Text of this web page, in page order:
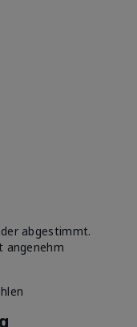
abgestimmt.
angenehm